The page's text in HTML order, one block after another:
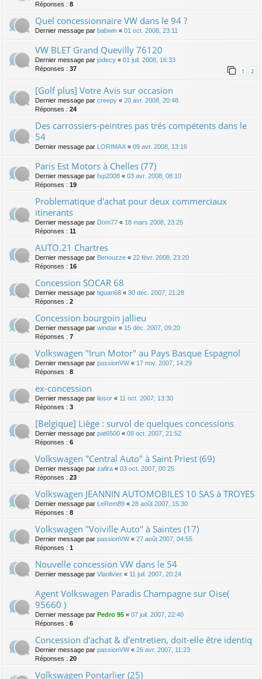
Réponses : 8
Quel concessionnaire VW dans le 94 ?
Dernier message par babwin « 01 oct. 2008, 23:11
VW BLET Grand Quevilly 76120
Dernier message par jodecy « 01 juil. 2008, 16:33
Réponses : 37 1 2
[Golf plus] Votre Avis sur occasion
Dernier message par creepy « 20 avr. 2008, 20:48
Réponses : 24
Des carrossiers-peintres pas trés compétents dans le
54
Dernier message par LORIMAX « 09 avr. 2008, 13:16
Paris Est Motors à Chelles (77)
Dernier message par fxp2008 « 03 avr. 2008, 08:10
Réponses : 19
Problematique d'achat pour deux commerciaux
itinerants
Dernier message par Dom77 « 18 mars 2008, 23:25
Réponses : 11
AUTO.21 Chartres
Dernier message par Benouzze « 22 févr. 2008, 23:20
Réponses : 16
Concession SOCAR 68
Dernier message par tiguan68 « 30 déc. 2007, 21:28
Réponses : 2
Concession bourgoin jallieu
Dernier message par windair « 15 déc. 2007, 09:20
Réponses : 7
Volkswagen "Irun Motor" au Pays Basque Espagnol
Dernier message par passionVW« 17 nov. 2007, 14:29
Réponses : 8
ex-concession
Dernier message par liosor « 11 oct. 2007, 13:30
Réponses : 3
[Belgique] Liège : survol de quelques concessions
Dernier message par pat6500 « 08 oct. 2007, 21:52
Réponses : 6
Volkswagen "Central Auto" à Saint Priest (69)
Dernier message par zafira « 03 oct. 2007, 00:25
Réponses : 23
Volkswagen JEANNIN AUTOMOBILES 10 SAS à TROYES
Dernier message par LeRem89 « 28 août 2007, 15:30
Réponses : 8
Volkswagen "Voiville Auto" à Saintes (17)
Dernier message par passionVW« 27 août 2007, 04:55
Réponses : 1
Nouvelle concession VW dans le 54
Dernier message par Vlaolivier « 11 juil. 2007, 20:24
Agent Volkswagen Paradis Champagne sur Oise(
95660 )
Dernier message par Pedro 95 « 07 juil. 2007, 22:40
Réponses : 6
Concession d'achat & d'entretien, doit-elle être identiq
Dernier message par passionVW« 26 avr. 2007, 11:23
Réponses : 20
Volkswagen Pontarlier (25)